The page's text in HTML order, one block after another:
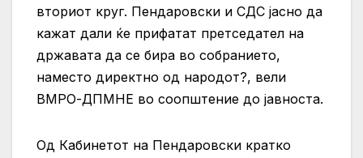
вториот круг. Пендаровски и СДС јасно да
кажат дали ќе прифатат претседател на
државата да се бира во собранието,
наместо директно од народот?, вели
ВМРО-ДПМНЕ во соопштение до јавноста.
Од Кабинетот на Пендаровски кратко